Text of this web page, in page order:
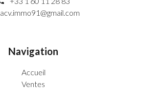
acv.immo91@gmail.com
Navigation
Accueil
Ventes